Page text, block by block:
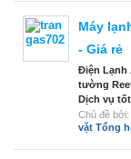
Máy
- Giá rẻ
Điện Lạnh
tường
Dịch vụ
Chủ đề bởi:
vặt Tổng